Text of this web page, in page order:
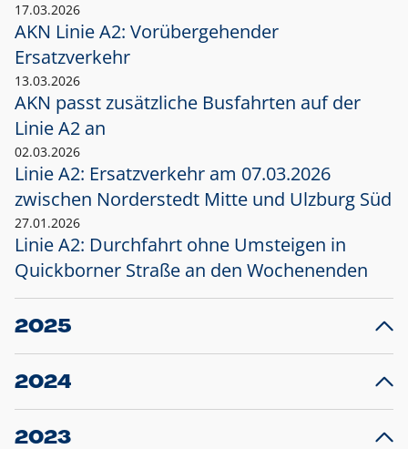
17.03.2026
AKN Linie A2: Vorübergehender
Ersatzverkehr
13.03.2026
AKN passt zusätzliche Busfahrten auf der
Linie A2 an
02.03.2026
Linie A2: Ersatzverkehr am 07.03.2026
zwischen Norderstedt Mitte und Ulzburg Süd
27.01.2026
Linie A2: Durchfahrt ohne Umsteigen in
Quickborner Straße an den Wochenenden
2025
23.12.2025
Projekt S5: Start der Bauarbeiten am
2024
10.12.2024
Großprojekt S5: Sperrung der Bahnstraße in
2023